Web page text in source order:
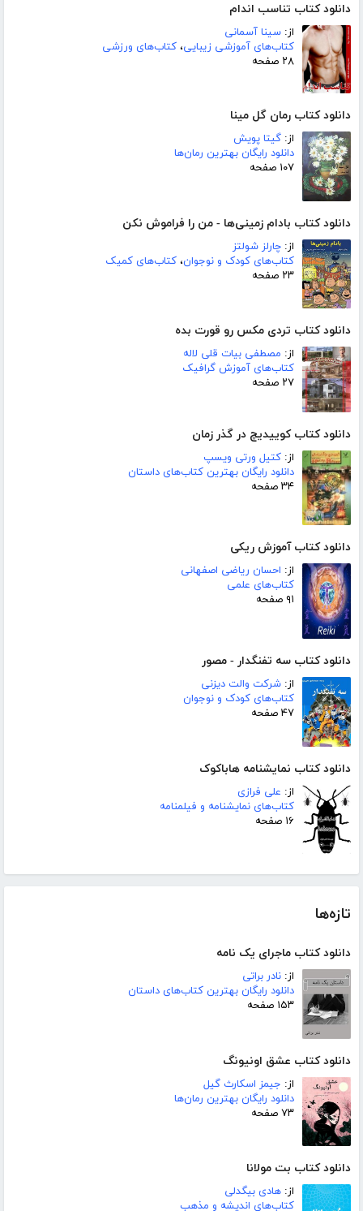
دانلود کتاب تناسب اندام
از: سینا آسمانی
کتاب‌های آموزشی زیبایی، کتاب‌های ورزشی
۲۸ صفحه
دانلود کتاب رمان گل مینا
از: گیتا پویش
دانلود رایگان بهترین رمان‌ها
۱۰۷ صفحه
دانلود کتاب بادام زمینی‌ها - من را فراموش نکن
از: چارلز شولتز
کتاب‌های کودک و نوجوان، کتاب‌های کمیک
۲۳ صفحه
دانلود کتاب تردی مکس رو قورت بده
از: مصطفی بیات قلی لاله
کتاب‌های آموزش گرافیک
۲۷ صفحه
دانلود کتاب کوییدیچ در گذر زمان
از: کتیل ورتی ویسپ
دانلود رایگان بهترین کتاب‌های داستان
۳۴ صفحه
دانلود کتاب آموزش ریکی
از: احسان ریاضی اصفهانی
کتاب‌های علمی
۹۱ صفحه
دانلود کتاب سه تفنگدار - مصور
از: شرکت والت دیزنی
کتاب‌های کودک و نوجوان
۴۷ صفحه
دانلود کتاب نمایشنامه هاباکوک
از: علی فرازی
کتاب‌های نمایشنامه و فیلمنامه
۱۶ صفحه
تازه‌ها
دانلود کتاب ماجرای یک نامه
از: نادر براتی
دانلود رایگان بهترین کتاب‌های داستان
۱۵۳ صفحه
دانلود کتاب عشق اونیونگ
از: جیمز اسکارث گیل
دانلود رایگان بهترین رمان‌ها
۷۳ صفحه
دانلود کتاب بت مولانا
از: هادی بیگدلی
کتاب‌های اندیشه و مذهب